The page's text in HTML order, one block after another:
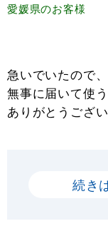
愛媛県のお客様
急いでいたので
無事に届いて使
ありがとうござい
続き